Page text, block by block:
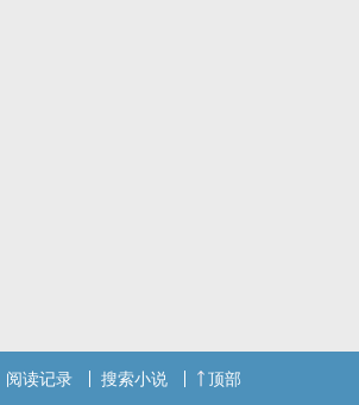
阅读记录 搜索小说 顶部